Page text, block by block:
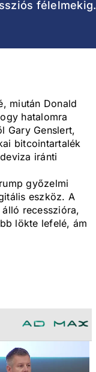
félelmekig.
miután Donald
hatalomra
Gary Genslert,
bitcointartalék
iránti
győzelmi
eszköz. A
recesszióra,
lökte lefelé, ám